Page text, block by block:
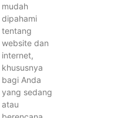
mudah
dipahami
tentang
website dan
internet,
khususnya
bagi Anda
yang sedang
atau